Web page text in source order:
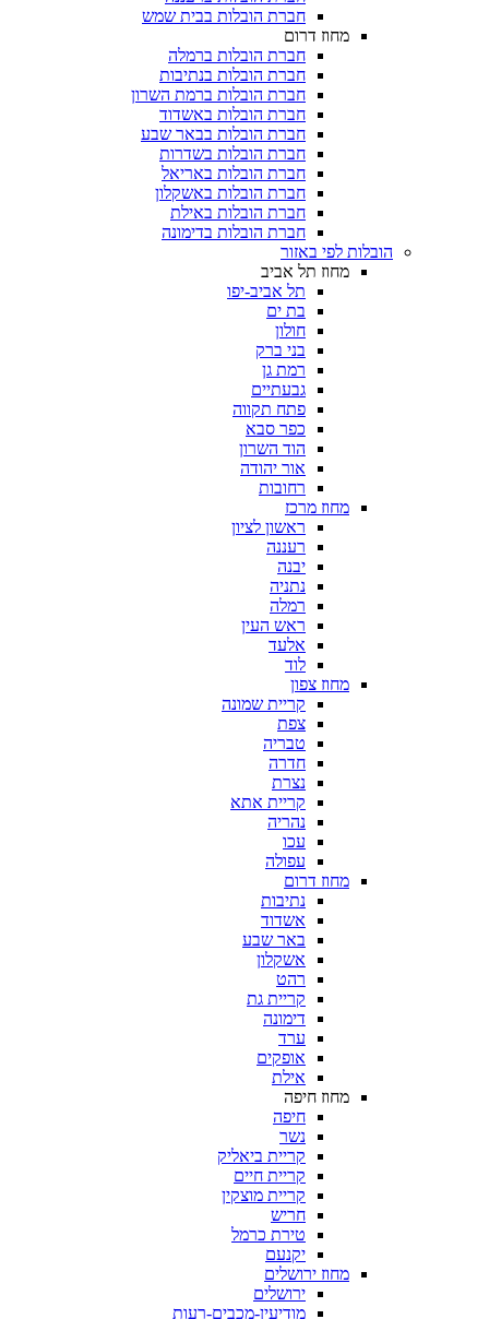
חברת הובלות בבית שמש
מחוז דרום
חברת הובלות ברמלה
חברת הובלות בנתיבות
חברת הובלות ברמת השרון
חברת הובלות באשדוד
חברת הובלות בבאר שבע
חברת הובלות בשדרות
חברת הובלות באריאל
חברת הובלות באשקלון
חברת הובלות באילת
חברת הובלות בדימונה
הובלות לפי באזור
מחוז תל אביב
תל אביב-יפו
בת ים
חולון
בני ברק
רמת גן
גבעתיים
פתח תקווה
כפר סבא
הוד השרון
אור יהודה
רחובות
מחוז מרכז
ראשון לציון
רעננה
יבנה
נתניה
רמלה
ראש העין
אלעד
לוד
מחוז צפון
קריית שמונה
צפת
טבריה
חדרה
נצרת
קריית אתא
נהריה
עכו
עפולה
מחוז דרום
נתיבות
אשדוד
באר שבע
אשקלון
רהט
קריית גת
דימונה
ערד
אופקים
אילת
מחוז חיפה
חיפה
נשר
קריית ביאליק
קריית חיים
קריית מוצקין
חריש
טירת כרמל
יקנעם
מחוז ירושלים
ירושלים
מודיעין-מכבים-רעות